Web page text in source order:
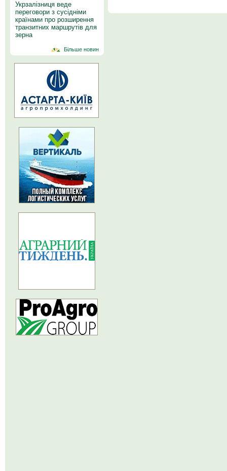
Укрзалізниця веде
переговори з сусідніми
країнами про розширення
транзитних маршрутів для
зерна
Більше новин